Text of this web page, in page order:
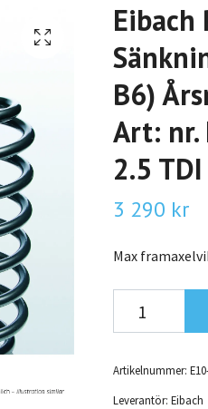
B6)
Art:
2.5
3 290 kr
Max
Artikelnummer:
Leverantör: Eibach